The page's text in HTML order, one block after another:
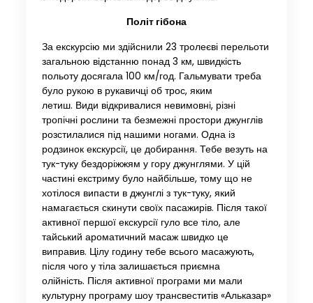
Політ гібона
За екскурсію ми здійснили 23 тролеєві перельоти
загальною відстанню понад 3 км, швидкість
польоту досягала 100 км/год. Гальмувати треба
було рукою в рукавичці об трос, яким
летиш. Види відкривалися невимовні, різні
тропічні рослини та безмежні простори джунглів
розстилалися під нашими ногами. Одна із
родзинок екскурсії, це добирання. Тебе везуть на
тук-туку бездоріжжям у гору джунглями. У цій
частині екстриму було найбільше, тому що не
хотілося випасти в джунглі з тук-туку, який
намагається скинути своїх пасажирів. Після такої
активної першої екскурсії гуло все тіло, але
тайський ароматичний масаж швидко це
виправив. Цілу годину тебе всього масажують,
після чого у тіла залишається приємна
олійність. Після активної програми ми мали
культурну програму шоу трансвеститів «Альказар»